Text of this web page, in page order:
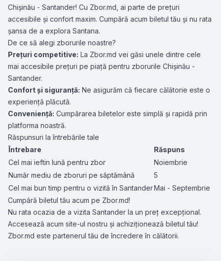
Chișinău - Santander! Cu Zbor.md, ai parte de prețuri
accesibile și confort maxim. Cumpără acum biletul tău și nu rata
șansa de a explora Santana.
De ce să alegi zborurile noastre?
Prețuri competitive: La Zbor.md vei găsi unele dintre cele
mai accesibile prețuri pe piață pentru zborurile Chișinău -
Santander.
Confort și siguranță: Ne asigurăm că fiecare călătorie este o
experiență plăcută.
Conveniență: Cumpărarea biletelor este simplă și rapidă prin
platforma noastră.
Răspunsuri la întrebările tale
Întrebare
Răspuns
Cel mai ieftin lună pentru zbor
Noiembrie
Număr mediu de zboruri pe săptămână
5
Cel mai bun timp pentru o vizită în SantanderMai - Septembrie
Cumpără biletul tău acum pe Zbor.md!
Nu rata ocazia de a vizita Santander la un preț excepțional.
Accesează acum site-ul nostru și achiziționează biletul tău!
Zbor.md este partenerul tău de încredere în călătorii.